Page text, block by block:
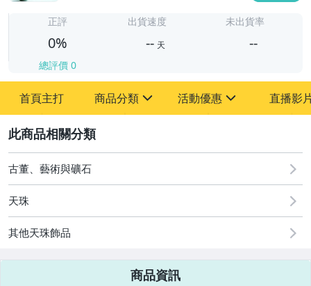
-
正評
0%
總評價 0
出貨速度
-- 天
未出貨率
--
首頁主打 商品分類
其它
活動優惠
[全店] 追蹤本賣場立減60元【粉絲轉享】
直播影
古董、藝術與礦石
天珠
其他天珠飾品
商品資訊